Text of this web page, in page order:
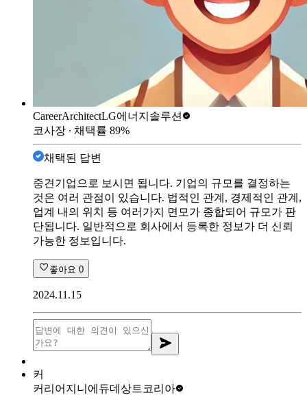
CareerArchitectLG에너지솔루션
코사장 ∙ 채택률 89%
채택된 답변
중견기업으로 보시면 됩니다. 기업의 규모를 결정하는
것은 여러 관점이 있습니다. 법적인 관계, 경제적인 관계,
업계 내의 위치 등 여러가지 면모가 종합되어 규모가 판
단됩니다. 일반적으로 회사에서 등록한 정보가 더 신뢰
가능한 정보입니다.
좋아요 0
2024.11.15
커
커리어지니에듀데상트코리아